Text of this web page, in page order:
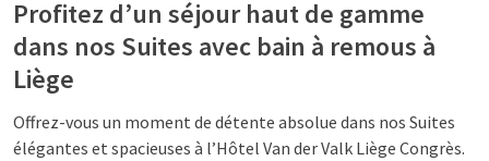
Profitez d’un séjour haut de gamme
dans nos Suites avec bain à remous à
Liège
Offrez-vous un moment de détente absolue dans nos Suites
élégantes et spacieuses à l’Hôtel Van der Valk Liège Congrès.